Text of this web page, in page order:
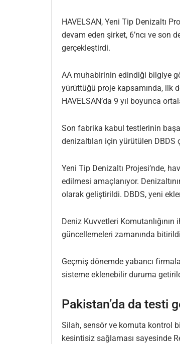
HAVELSAN, Yeni Tip Denizaltı
devam eden şirket, 6’ncı ve son
gerçekleştirdi.
AA muhabirinin edindiği bilgiye
yürüttüğü proje kapsamında, ilk
HAVELSAN’da 9 yıl boyunca
Son fabrika kabul testlerinin
denizaltıları için yürütülen DBDS
Yeni Tip Denizaltı Projesi’nde,
edilmesi amaçlanıyor.
olarak geliştirildi. DBDS, yeni
Deniz Kuvvetleri
güncellemeleri zamanında
Geçmiş dönemde yabancı
sisteme eklenebilir duruma
Pakistan’da da testi
Silah, sensör ve komuta kontrol
kesintisiz sağlaması sayesinde